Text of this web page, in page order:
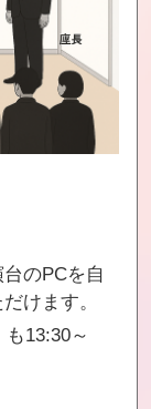
のPCを自
けます。
13:30～